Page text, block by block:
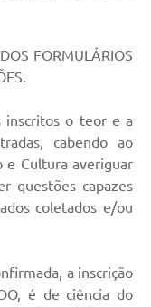
FORMULÁRIOS
inscritos o teor e a
cabendo ao
e Cultura averiguar
questões capazes
coletados e/ou
a inscrição
é de ciência do